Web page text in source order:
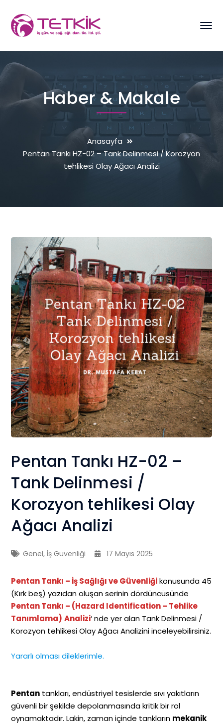
Haber & Makale
Anasayfa
Pentan Tankı HZ-02 – Tank Delinmesi / Korozyon
tehlikesi Olay Ağacı Analizi
Pentan Tankı HZ-02 –
Tank Delinmesi /
Korozyon tehlikesi Olay
Ağacı Analizi
Genel, İş Güvenliği 17 Mayıs 2025
Pentan Tankı – İş Sağlığı ve Güvenliğikonusunda 45
(Kırk beş) yazıdan oluşan serinin dördüncüsünde
Pentan Tankı – (Hazard Identification – Tehlike
Tanımlama) Analizi‘ nde yer alan Tank Delinmesi /
Korozyon tehlikesi Olay Ağacı Analizini inceleyebilirsiniz.
Yararlı olması dileklerimle.
Pentan tankları, endüstriyel tesislerde sıvı yakıtların
güvenli bir şekilde depolanmasında kritik bir rol
oynamaktadır. Lakin, zaman içinde tankların mekanik